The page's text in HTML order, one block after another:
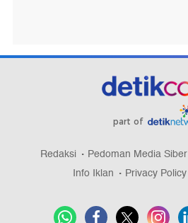
part of
Redaksi Pedoman Media Siber
Info Iklan
Privacy Policy